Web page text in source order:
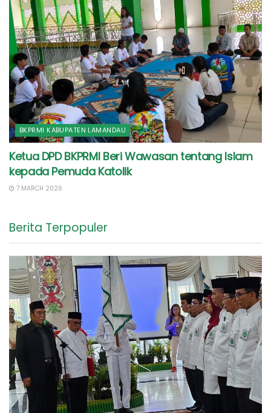
BKPRMI KABUPATEN LAMANDAU
Ketua DPD BKPRMI Beri Wawasan tentang Islam
kepada Pemuda Katolik
7 MARCH 2026
Berita Terpopuler